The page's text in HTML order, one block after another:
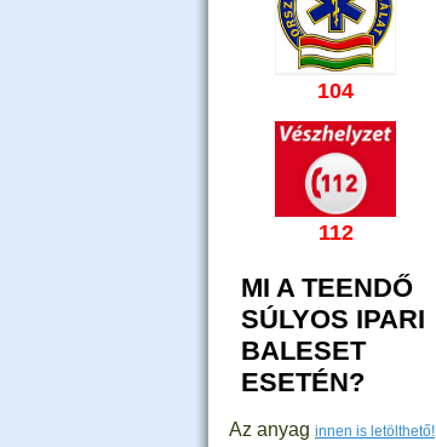
104
112
MI A TEENDŐ
SÚLYOS IPARI
BALESET
ESETÉN?
Az anyag innen is letölthető!